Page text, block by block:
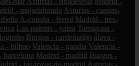
- majadahonda Asturias - cangas-
A-coruña - ferrol Madrid - tres-
Las-palmas - yaiza Tarragona -
Burgos - cardeñadijo álava -
- bilbao Valencia - gandia Valencia -
barcelona Madrid - madrid Burgos -